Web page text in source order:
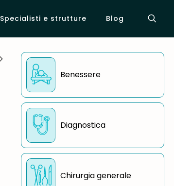
Specialisti e strutture Blog
Benessere
Diagnostica
Chirurgia generale